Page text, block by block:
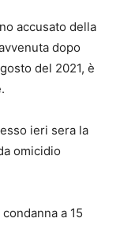
accusato della
dopo
del 2021, è
ieri sera la
omicidio
a 15